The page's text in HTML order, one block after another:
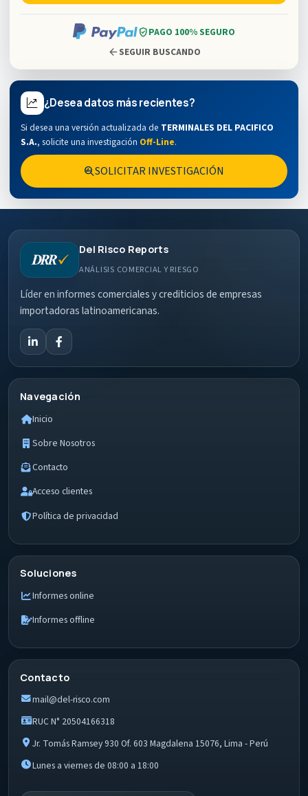
verified_userPAGO 100% SEGURO
arrow_back SEGUIR BUSCANDO
¿Desea datos más recientes?
Si desea una versión actualizada de TERMINALES DEL PACIFICO
S.A., solicite una investigación Off-Line.
search_insightsSOLICITAR INVESTIGACIÓN
Del Risco Reports
ANÁLISIS COMERCIAL Y RIESGO
Líder en informes comerciales y crediticios de empresas
importadoras latinoamericanas.
Navegación
Inicio
Sobre Nosotros
Contacto
Acceso clientes
Política de privacidad
Soluciones
Informes online
Informes offline
Contacto
mail@del-risco.com
RUC N° 20504166318
Jr. Tomás Ramsey 930 Of. 603 Magdalena 15076, Lima - Perú
Lunes a viernes de 08:00 a 18:00